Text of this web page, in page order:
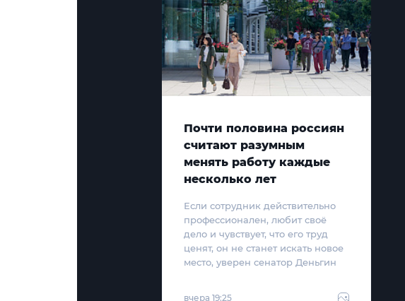
Почти половина россиян
считают разумным
менять работу каждые
несколько лет
Если сотрудник действительно
профессионален, любит своё
дело и чувствует, что его труд
ценят, он не станет искать новое
место, уверен сенатор Деньгин
вчера 19:25